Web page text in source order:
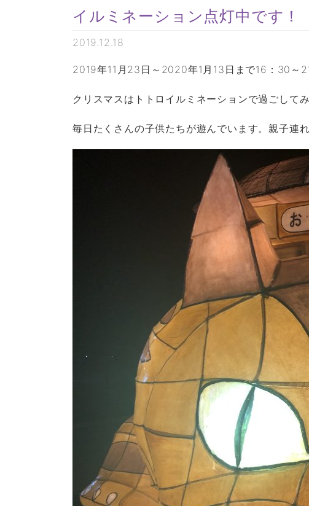
イルミネーション点灯中です！
2019.12.18
2019年11月23日～2020年1月13日まで16：30～
クリスマスはトトロイルミネーションで過ごして
毎日たくさんの子供たちが遊んでいます。親子連